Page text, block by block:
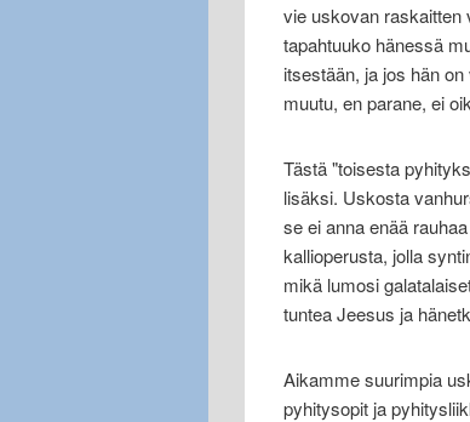
vie uskovan raskaitten
tapahtuuko hänessä
itsestään, ja jos hän
muutu, en parane, ei
Tästä "toisesta
lisäksi. Uskosta
se ei anna enää
kallioperusta, jolla
mikä lumosi
tuntea Jeesus ja
Aikamme suurimpia
pyhitysopit ja